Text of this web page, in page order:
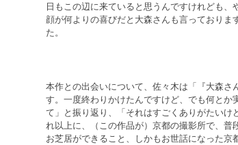
日もこの辺に来ていると思うんですけれども
顔が何よりの喜びだと大森さんも言っており
た。
本作との出会いについて、佐々木は「『大森
す。一度終わりかけたんですけど、でも何と
て」と振り返り、「それはすごくありがたい
れ以上に、（この作品が）京都の撮影所で、
お芝居ができること、しかもお世話になった京